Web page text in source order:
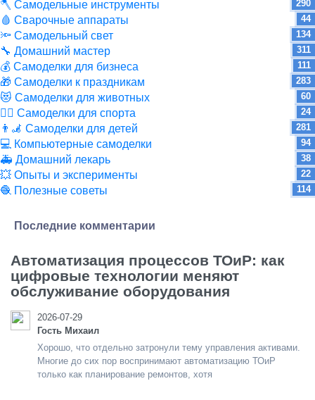
🪓 Самодельные инструменты 290
🩸 Сварочные аппараты 44
🔦 Самодельный свет 134
🔧 Домашний мастер 311
💰 Самоделки для бизнеса 111
🎁 Самоделки к праздникам 283
😻 Самоделки для животных 60
🏋️‍♀️ Самоделки для спорта 24
👨‍🦼 Самоделки для детей 281
💻 Компьютерные самоделки 94
🚑 Домашний лекарь 38
💥 Опыты и эксперименты 22
🧶 Полезные советы 114
Последние комментарии
Автоматизация процессов ТОиР: как
цифровые технологии меняют
обслуживание оборудования
2026-07-29
Гость Михаил
Хорошо, что отдельно затронули тему управления активами.
Многие до сих пор воспринимают автоматизацию ТОиР
только как планирование ремонтов, хотя